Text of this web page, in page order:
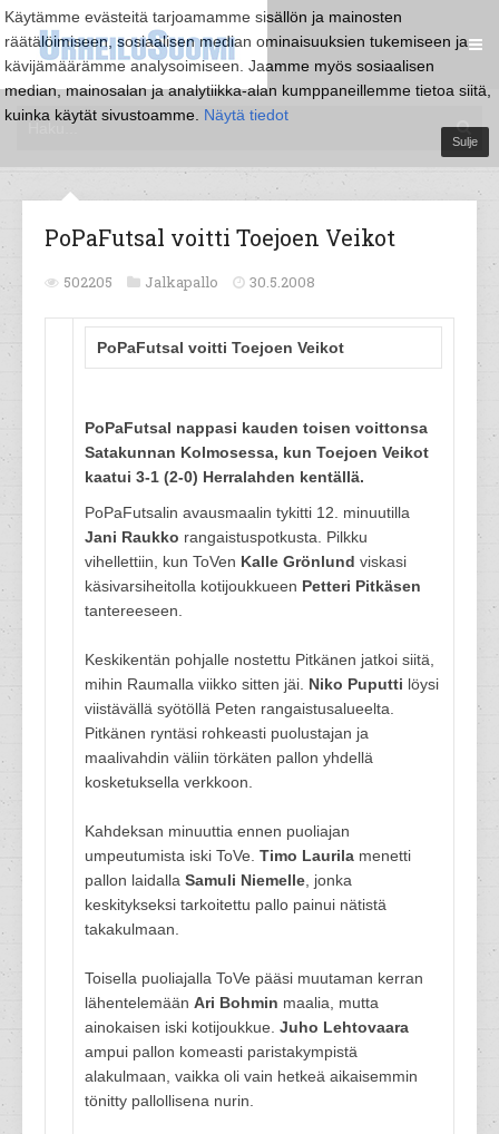
Käytämme evästeitä tarjoamamme sisällön ja mainosten
räätälöimiseen, sosiaalisen median ominaisuuksien tukemiseen ja
kävijämäärämme analysoimiseen. Jaamme myös sosiaalisen
median, mainosalan ja analytiikka-alan kumppaneillemme tietoa siitä,
kuinka käytät sivustoamme. Näytä tiedot
Sulje
PoPaFutsal voitti Toejoen Veikot
502205 Jalkapallo 30.5.2008
PoPaFutsal voitti Toejoen Veikot
PoPaFutsal nappasi kauden toisen voittonsa
Satakunnan Kolmosessa, kun Toejoen Veikot
kaatui 3-1 (2-0) Herralahden kentällä.
PoPaFutsalin avausmaalin tykitti 12. minuutilla
Jani Raukko rangaistuspotkusta. Pilkku
vihellettiin, kun ToVen Kalle Grönlund viskasi
käsivarsiheitolla kotijoukkueen Petteri Pitkäsen
tantereeseen.
Keskikentän pohjalle nostettu Pitkänen jatkoi siitä,
mihin Raumalla viikko sitten jäi. Niko Puputti löysi
viistävällä syötöllä Peten rangaistusalueelta.
Pitkänen ryntäsi rohkeasti puolustajan ja
maalivahdin väliin törkäten pallon yhdellä
kosketuksella verkkoon.
Kahdeksan minuuttia ennen puoliajan
umpeutumista iski ToVe. Timo Laurila menetti
pallon laidalla Samuli Niemelle , jonka
keskitykseksi tarkoitettu pallo painui nätistä
takakulmaan.
Toisella puoliajalla ToVe pääsi muutaman kerran
lähentelemään Ari Bohmin maalia, mutta
ainokaisen iski kotijoukkue. Juho Lehtovaara
ampui pallon komeasti paristakympistä
alakulmaan, vaikka oli vain hetkeä aikaisemmin
tönitty pallollisena nurin.